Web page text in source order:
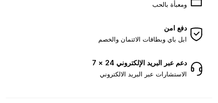
ومعبأة بالحب
دفع امن
ابل باي وبطاقات الائتمان والخصم
دعم عبر البريد الإلكتروني 24 × 7
الاستشارات عبر البريد الالكتروني